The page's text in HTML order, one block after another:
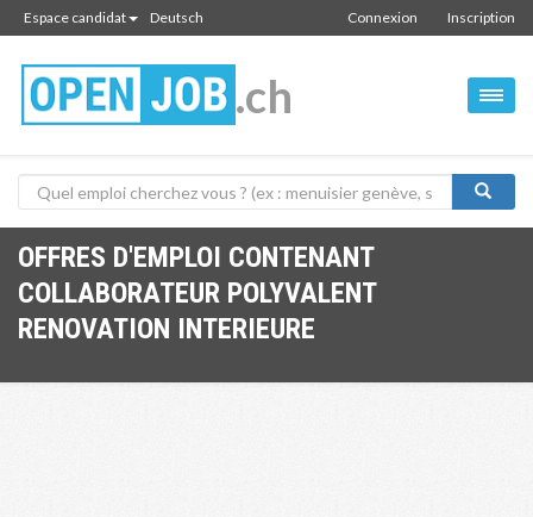
Espace candidat Deutsch Inscription
Connexion
.ch
OFFRES D'EMPLOI CONTENANT
COLLABORATEUR POLYVALENT
RENOVATION INTERIEURE